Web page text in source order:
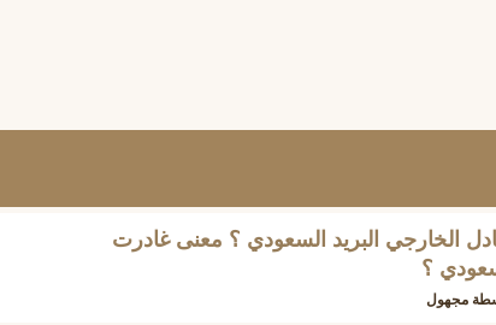
الخارجي البريد السعودي ؟ معنى غادرت
؟
مجهول